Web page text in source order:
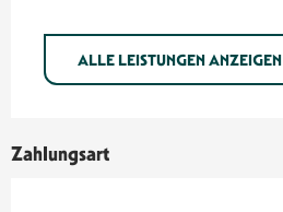
ALLE LEISTUNGEN ANZEIGEN
Zahlungsart